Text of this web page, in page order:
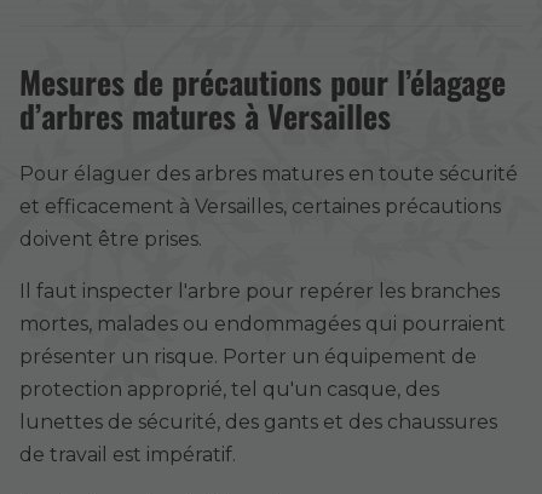
Mesures de précautions pour l’élagage
d’arbres matures à Versailles
Pour élaguer des arbres matures en toute sécurité
et efficacement à Versailles, certaines précautions
doivent être prises.
Il faut inspecter l'arbre pour repérer les branches
mortes, malades ou endommagées qui pourraient
présenter un risque. Porter un équipement de
protection approprié, tel qu'un casque, des
lunettes de sécurité, des gants et des chaussures
de travail est impératif.